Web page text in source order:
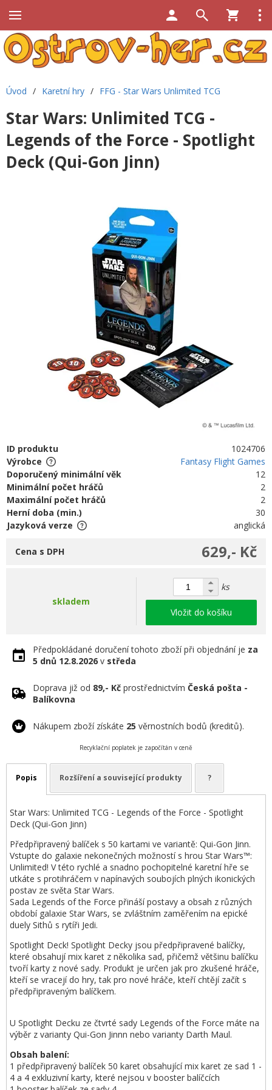
Úvod / Karetní hry / FFG - Star Wars Unlimited TCG
Star Wars: Unlimited TCG -
Legends of the Force - Spotlight
Deck (Qui-Gon Jinn)
ID produktu
1024706
Výrobce
Fantasy Flight Games
Doporučený minimální věk
12
Minimální počet hráčů
2
Maximální počet hráčů
2
Herní doba (min.)
30
Jazyková verze
anglická
629,- Kč
Cena s DPH
skladem
ks
Vložit do košíku
Předpokládané doručení tohoto zboží při objednání je za
5 dnů 12.8.2026 v středa
Doprava již od 89,- Kč prostřednictvím Česká pošta -
Balíkovna
Nákupem zboží získáte 25 věrnostních bodů (kreditů).
Recyklační poplatek je započítán v ceně
Popis Rozšíření a související produkty ?
Star Wars: Unlimited TCG - Legends of the Force - Spotlight
Deck (Qui-Gon Jinn)
Předpřipravený balíček s 50 kartami ve variantě: Qui-Gon Jinn.
Vstupte do galaxie nekonečných možností s hrou Star Wars™:
Unlimited! V této rychlé a snadno pochopitelné karetní hře se
utkáte s protihráčem v napínavých soubojích plných ikonických
postav ze světa Star Wars.
Sada Legends of the Force přináší postavy a obsah z různých
období galaxie Star Wars, se zvláštním zaměřením na epické
duely Sithů s rytíři Jedi.
Spotlight Deck! Spotlight Decky jsou předpřipravené balíčky,
které obsahují mix karet z několika sad, přičemž většinu balíčku
tvoří karty z nové sady. Produkt je určen jak pro zkušené hráče,
kteří se vracejí do hry, tak pro nové hráče, kteří chtějí začít s
předpřipraveným balíčkem.
U Spotlight Decku ze čtvrté sady Legends of the Force máte na
výběr z varianty Qui-Gon Jinnn nebo varianty Darth Maul.
Obsah balení:
1 předpřipravený balíček 50 karet obsahující mix karet ze sad 1 -
4 a 4 exkluzivní karty, které nejsou v booster balíčcích